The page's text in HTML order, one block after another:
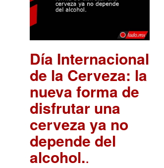
Día Internacional
de la Cerveza: la
nueva forma de
disfrutar una
cerveza ya no
depende del
alcohol..